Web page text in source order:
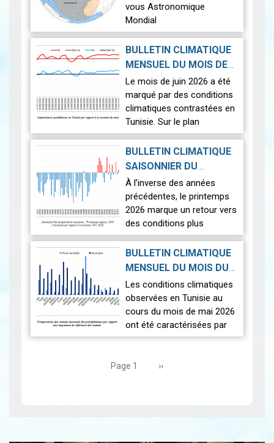
vous Astronomique
Mondial
Le 12 août 2026, la Terre
connaîtra l'un des
astronomiques les plus
spectaculaires : une…
BULLETIN CLIMATIQUE
MENSUEL DU MOIS DE
JUIN 2026 |2026-07-14
Le mois de juin 2026 a été
marqué par des conditions
climatiques contrastées en
Tunisie. Sur le plan
thermique, des
températures supérieures
aux normales ont été
observées sur l'en…
BULLETIN CLIMATIQUE
SAISONNIER DU
PRINTEMPS 2026|
2026-07-02
À l’inverse des années
précédentes, le printemps
2026 marque un retour vers
des conditions plus
proches de la normale,
avec un léger excédent
thermique de +0,3 °c
Nous r…
BULLETIN CLIMATIQUE
MENSUEL DU MOIS DU
MAI 2026|2026-06-17
Les conditions climatiques
observées en Tunisie au
cours du mois de mai 2026
ont été caractérisées par
des températures proches
répartition spatiale
Page 1 Page
››